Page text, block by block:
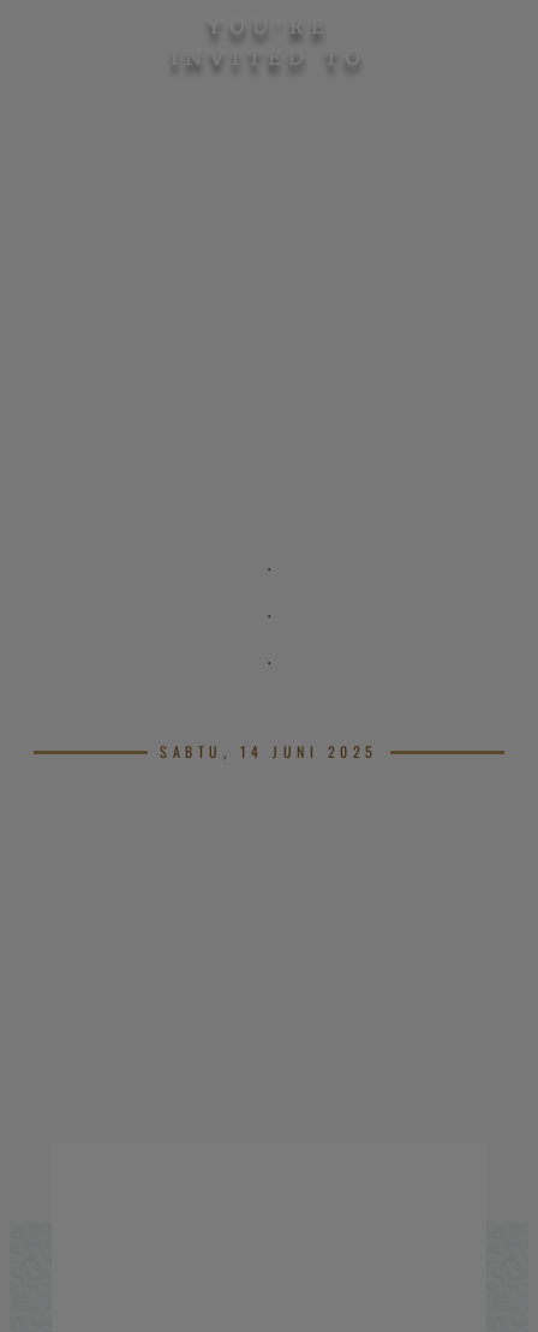
YOU'RE
INVITED TO
.
.
.
SABTU, 14 JUNI 2025